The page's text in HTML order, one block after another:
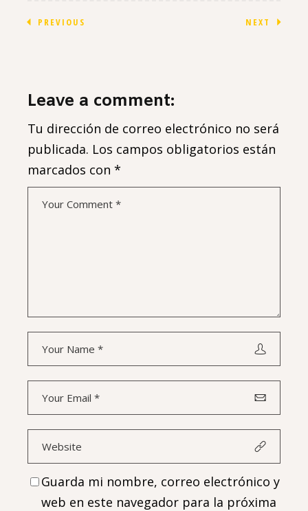
PREVIOUS NEXT
Leave a comment:
Tu dirección de correo electrónico no será
publicada. Los campos obligatorios están
marcados con*
Guarda mi nombre, correo electrónico y
web en este navegador para la próxima